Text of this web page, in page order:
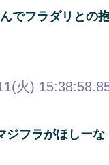
でフラダリとの
火)
ジフラがほしーな